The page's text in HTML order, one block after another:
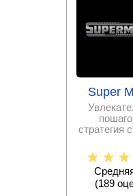
Super
стратегия
(189